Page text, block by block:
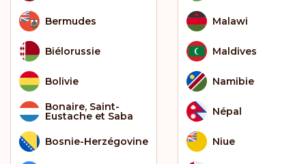
Bermudes
Biélorussie
Bolivie
Bonaire, Saint-
Eustache et Saba
Bosnie-Herzégovine
Malawi
Maldives
Namibie
Népal
Niue